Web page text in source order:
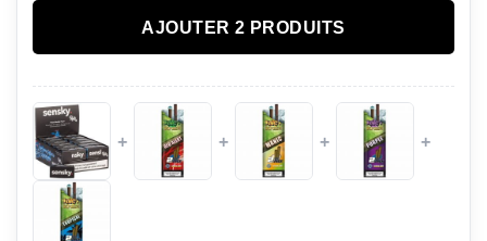
AJOUTER 2 PRODUITS
+ + + +